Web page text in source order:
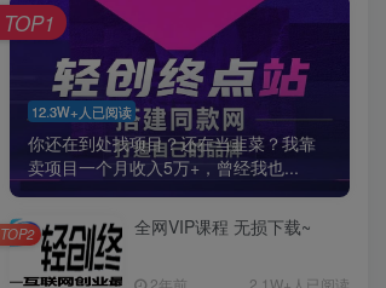
12.3W+人已阅读
你还在到处找项目？还在当韭菜？我靠
卖项目一个月收入5万+，曾经我也...
TOP1
全网VIP课程 无损下载~
2年前 2.1W+人已阅读
TOP2